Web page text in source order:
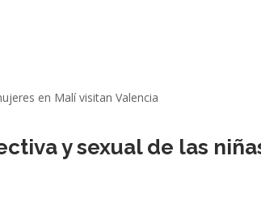
y sexual de las